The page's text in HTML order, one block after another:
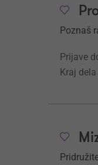
Poznaš
Prijave
Kraj dela